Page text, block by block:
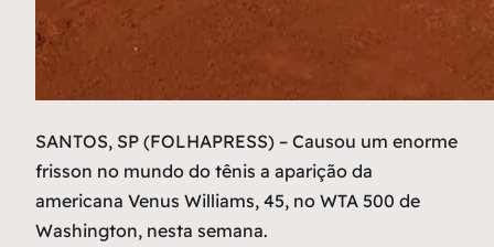
SANTOS, SP (FOLHAPRESS) – Causou um enorme
frisson no mundo do tênis a aparição da
americana Venus Williams, 45, no WTA 500 de
Washington, nesta semana.